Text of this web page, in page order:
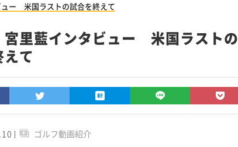
ュー 米国ラストの試合を終えて
宮里藍インタビュー 米国ラストの
て
ゴルフ動画紹介